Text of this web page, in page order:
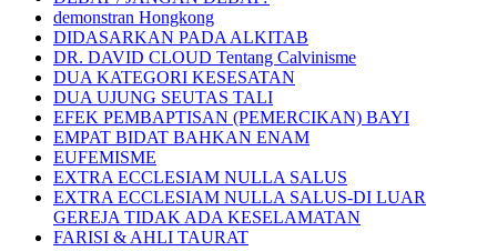
demonstran Hongkong
DIDASARKAN PADA ALKITAB
DR. DAVID CLOUD Tentang Calvinisme
DUA KATEGORI KESESATAN
DUA UJUNG SEUTAS TALI
EFEK PEMBAPTISAN (PEMERCIKAN) BAYI
EMPAT BIDAT BAHKAN ENAM
EUFEMISME
EXTRA ECCLESIAM NULLA SALUS
EXTRA ECCLESIAM NULLA SALUS-DI LUAR
GEREJA TIDAK ADA KESELAMATAN
FARISI & AHLI TAURAT